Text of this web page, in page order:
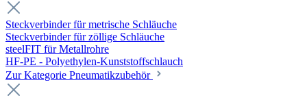
Steckverbinder für metrische Schläuche
Steckverbinder für zöllige Schläuche
steelFIT für Metallrohre
HF-PE - Polyethylen-Kunststoffschlauch
Zur Kategorie Pneumatikzubehör